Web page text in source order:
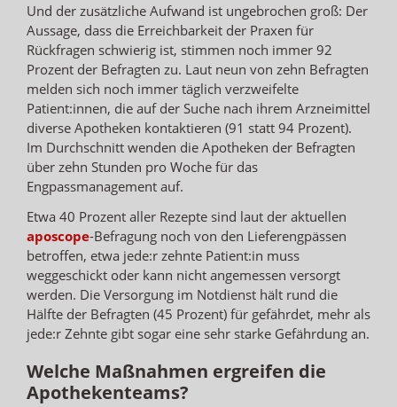
Und der zusätzliche Aufwand ist ungebrochen groß: Der
Aussage, dass die Erreichbarkeit der Praxen für
Rückfragen schwierig ist, stimmen noch immer 92
Prozent der Befragten zu. Laut neun von zehn Befragten
melden sich noch immer täglich verzweifelte
Patient:innen, die auf der Suche nach ihrem Arzneimittel
diverse Apotheken kontaktieren (91 statt 94 Prozent).
Im Durchschnitt wenden die Apotheken der Befragten
über zehn Stunden pro Woche für das
Engpassmanagement auf.
Etwa 40 Prozent aller Rezepte sind laut der aktuellen
aposcope-Befragung noch von den Lieferengpässen
betroffen, etwa jede:r zehnte Patient:in muss
weggeschickt oder kann nicht angemessen versorgt
werden. Die Versorgung im Notdienst hält rund die
Hälfte der Befragten (45 Prozent) für gefährdet, mehr als
jede:r Zehnte gibt sogar eine sehr starke Gefährdung an.
Welche Maßnahmen ergreifen die
Apothekenteams?